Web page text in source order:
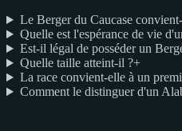
Le Berger du Caucase
Quelle est l'espérance de vie
Est-il légal de posséder un
Quelle taille atteint-il ?+
La race convient-elle à un
Comment le distinguer d'un